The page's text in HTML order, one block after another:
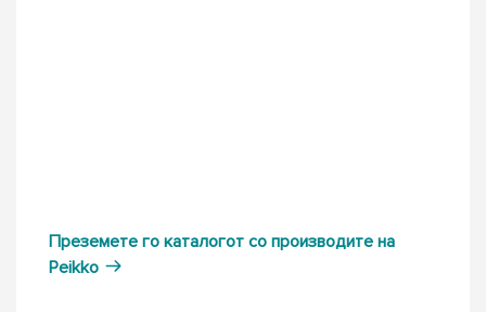
Преземете го каталогот со производите на
Peikko